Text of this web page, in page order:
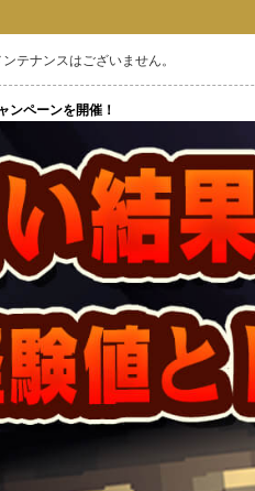
テナンスはございません。
ペーンを開催！